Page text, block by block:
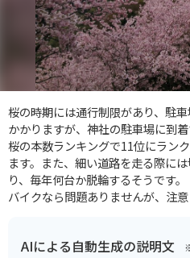
桜の時期には通行制限があり、駐
かかりますが、神社の駐車場に到
桜の本数ランキングで11位にラン
ます。また、細い道路を走る際に
り、毎年何台か脱輪するそうです。
バイクなら問題ありませんが、注意
AIによる自動生成の説明文 ※